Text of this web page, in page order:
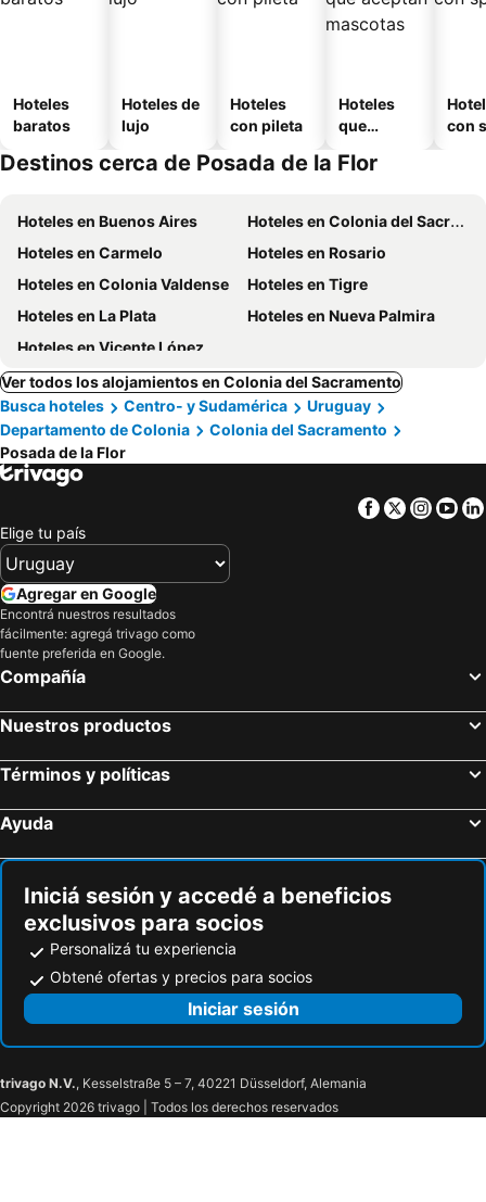
Hoteles
baratos
Hoteles de
lujo
Hoteles
con pileta
Hoteles
que
mascotas
con
Destinos cerca de Posada de la Flor
Hoteles en Buenos Aires
Hoteles en Colonia del Sacramento
Hoteles en Carmelo
Hoteles en Rosario
Hoteles en Colonia Valdense
Hoteles en Tigre
Hoteles en La Plata
Hoteles en Nueva Palmira
Hoteles en Vicente López
Ver todos los alojamientos en Colonia del Sacramento
Busca hoteles
Centro- y Sudamérica
Uruguay
Departamento de Colonia
Colonia del Sacramento
Posada de la Flor
Facebook
Twitter
Elige tu país
Agregar en Google
Encontrá nuestros resultados
fácilmente: agregá trivago como
fuente preferida en Google.
Compañía
Nuestros productos
Términos y políticas
Ayuda
Iniciá sesión y accedé a beneficios
exclusivos para socios
Personalizá tu experiencia
Obtené ofertas y precios para socios
Iniciar sesión
trivago N.V., Kesselstraße 5 – 7, 40221 Düsseldorf, Alemania
Copyright 2026 trivago | Todos los derechos reservados